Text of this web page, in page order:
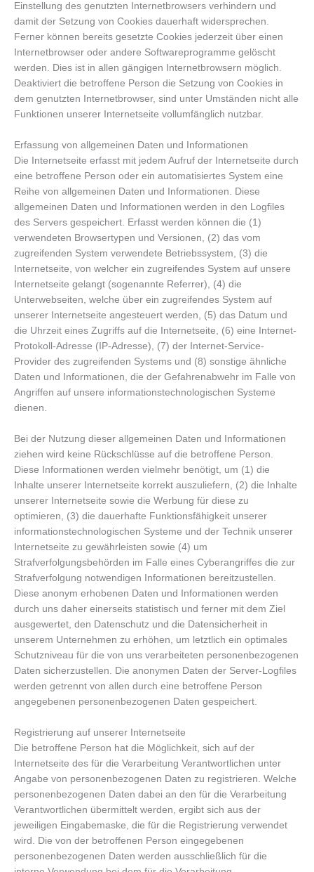
Einstellung des genutzten Internetbrowsers verhindern und
damit der Setzung von Cookies dauerhaft widersprechen.
Ferner können bereits gesetzte Cookies jederzeit über einen
Internetbrowser oder andere Softwareprogramme gelöscht
werden. Dies ist in allen gängigen Internetbrowsern möglich.
Deaktiviert die betroffene Person die Setzung von Cookies in
dem genutzten Internetbrowser, sind unter Umständen nicht alle
Funktionen unserer Internetseite vollumfänglich nutzbar.
Erfassung von allgemeinen Daten und Informationen
Die Internetseite erfasst mit jedem Aufruf der Internetseite durch
eine betroffene Person oder ein automatisiertes System eine
Reihe von allgemeinen Daten und Informationen. Diese
allgemeinen Daten und Informationen werden in den Logfiles
des Servers gespeichert. Erfasst werden können die (1)
verwendeten Browsertypen und Versionen, (2) das vom
zugreifenden System verwendete Betriebssystem, (3) die
Internetseite, von welcher ein zugreifendes System auf unsere
Internetseite gelangt (sogenannte Referrer), (4) die
Unterwebseiten, welche über ein zugreifendes System auf
unserer Internetseite angesteuert werden, (5) das Datum und
die Uhrzeit eines Zugriffs auf die Internetseite, (6) eine Internet-
Protokoll-Adresse (IP-Adresse), (7) der Internet-Service-
Provider des zugreifenden Systems und (8) sonstige ähnliche
Daten und Informationen, die der Gefahrenabwehr im Falle von
Angriffen auf unsere informationstechnologischen Systeme
dienen.
Bei der Nutzung dieser allgemeinen Daten und Informationen
ziehen wird keine Rückschlüsse auf die betroffene Person.
Diese Informationen werden vielmehr benötigt, um (1) die
Inhalte unserer Internetseite korrekt auszuliefern, (2) die Inhalte
unserer Internetseite sowie die Werbung für diese zu
optimieren, (3) die dauerhafte Funktionsfähigkeit unserer
informationstechnologischen Systeme und der Technik unserer
Internetseite zu gewährleisten sowie (4) um
Strafverfolgungsbehörden im Falle eines Cyberangriffes die zur
Strafverfolgung notwendigen Informationen bereitzustellen.
Diese anonym erhobenen Daten und Informationen werden
durch uns daher einerseits statistisch und ferner mit dem Ziel
ausgewertet, den Datenschutz und die Datensicherheit in
unserem Unternehmen zu erhöhen, um letztlich ein optimales
Schutzniveau für die von uns verarbeiteten personenbezogenen
Daten sicherzustellen. Die anonymen Daten der Server-Logfiles
werden getrennt von allen durch eine betroffene Person
angegebenen personenbezogenen Daten gespeichert.
Registrierung auf unserer Internetseite
Die betroffene Person hat die Möglichkeit, sich auf der
Internetseite des für die Verarbeitung Verantwortlichen unter
Angabe von personenbezogenen Daten zu registrieren. Welche
personenbezogenen Daten dabei an den für die Verarbeitung
Verantwortlichen übermittelt werden, ergibt sich aus der
jeweiligen Eingabemaske, die für die Registrierung verwendet
wird. Die von der betroffenen Person eingegebenen
personenbezogenen Daten werden ausschließlich für die